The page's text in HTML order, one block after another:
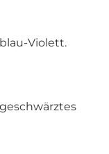
Violett.